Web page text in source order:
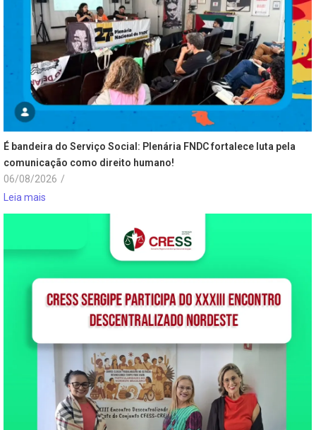
É bandeira do Serviço Social: Plenária FNDC fortalece luta pela
comunicação como direito humano!
06/08/2026 /
Leia mais